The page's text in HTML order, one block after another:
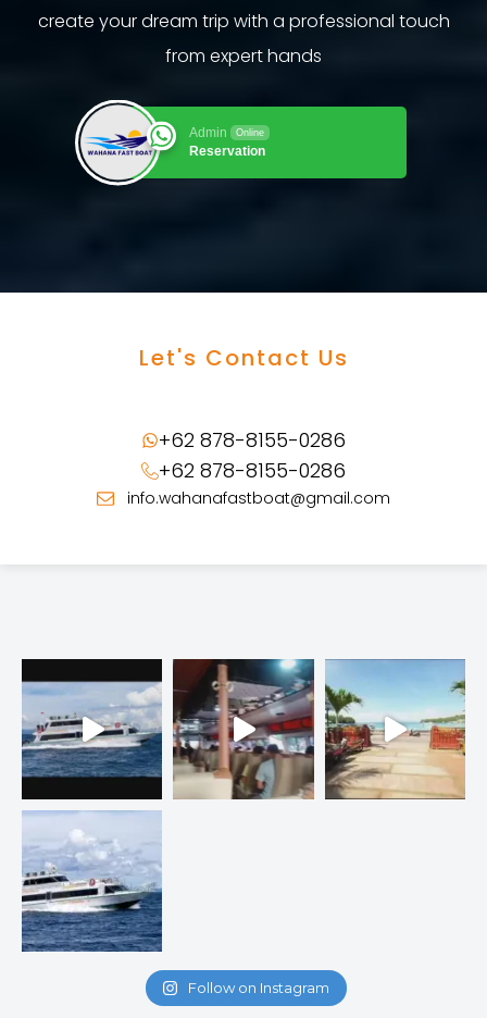
create your dream trip with a professional touch
from expert hands
Admin Online
Reservation
Let's Contact Us
+62 878-8155-0286
+62 878-8155-0286
info.wahanafastboat@gmail.com
Follow on Instagram